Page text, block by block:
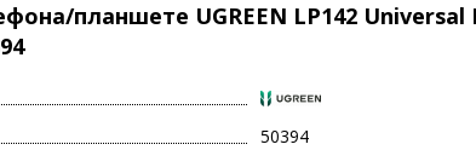
планшете UGREEN LP142
50394